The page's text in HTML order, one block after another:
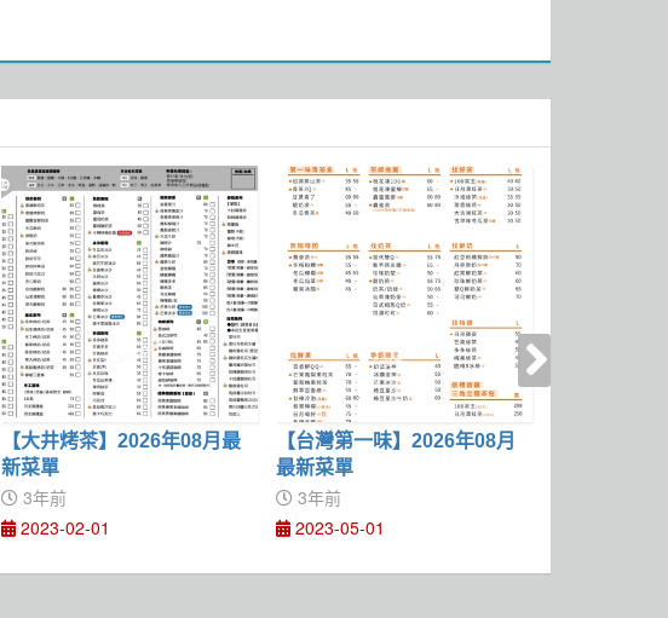
【大井烤茶】2026年08月最
新菜單
3年前
2023-02-01
【台灣第一味】2026年08月
最新菜單
3年前
2023-05-01